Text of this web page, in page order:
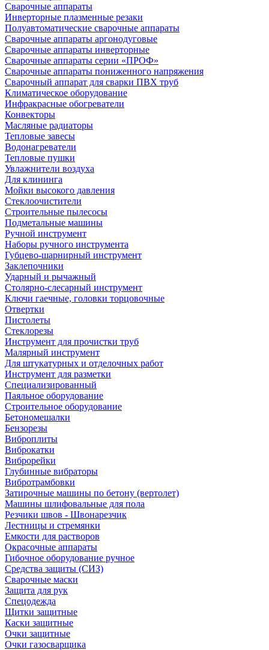
Сварочные аппараты
Инверторные плазменные резаки
Полуавтоматические сварочные аппараты
Сварочные аппараты аргонодуговые
Сварочные аппараты инверторные
Сварочные аппараты серии «ПРОФ»
Сварочные аппараты пониженного напряжения
Сварочный аппарат для сварки ПВХ труб
Климатическое оборудование
Инфракрасные обогреватели
Конвекторы
Масляные радиаторы
Тепловые завесы
Водонагреватели
Тепловые пушки
Увлажнители воздуха
Для клининга
Мойки высокого давления
Стеклоочистители
Строительные пылесосы
Подметальные машины
Ручной инструмент
Наборы ручного инструмента
Губцево-шарнирный инструмент
Заклепочники
Ударный и рычажный
Столярно-слесарный инструмент
Ключи гаечные, головки торцовочные
Отвертки
Пистолеты
Стеклорезы
Инструмент для прочистки труб
Малярный инструмент
Для штукатурных и отделочных работ
Инструмент для разметки
Специализированный
Паяльное оборудование
Строительное оборудование
Бетономешалки
Бензорезы
Виброплиты
Виброкатки
Виброрейки
Глубинные вибраторы
Вибротрамбовки
Затирочные машины по бетону (вертолет)
Машины шлифовальные для пола
Резчики швов - Швонарезчик
Лестницы и стремянки
Емкости для растворов
Окрасочные аппараты
Гибочное оборудование ручное
Средства защиты (СИЗ)
Сварочные маски
Защита для рук
Спецодежда
Щитки защитные
Каски защитные
Очки защитные
Очки газосварщика